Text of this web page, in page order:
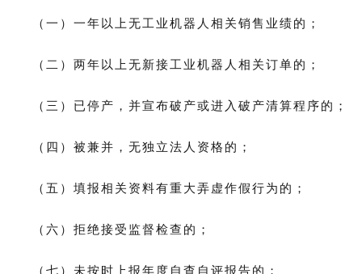
（一）一年以上无工业机器人相关销售业绩的；
（二）两年以上无新接工业机器人相关订单的；
（三）已停产，并宣布破产或进入破产清算程序的；
（四）被兼并，无独立法人资格的；
（五）填报相关资料有重大弄虚作假行为的；
（六）拒绝接受监督检查的；
（七）未按时上报年度自查自评报告的；